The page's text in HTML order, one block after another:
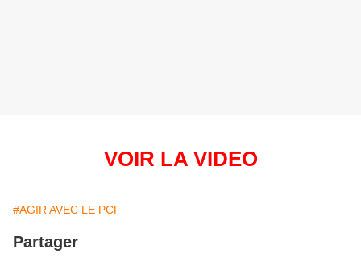
VOIR LA VIDEO
#AGIR AVEC LE PCF
Partager